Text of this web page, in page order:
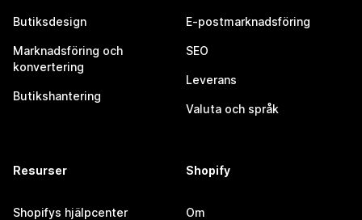
Butiksdesign
Marknadsföring och
konvertering
Butikshantering
E-postmarknadsföring
SEO
Leverans
Valuta och språk
Resurser
Shopifys hjälpcenter
Shopify
Om